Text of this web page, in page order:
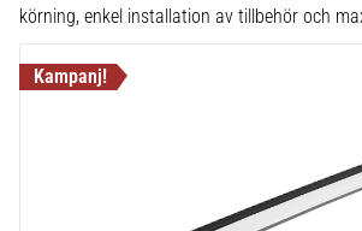
körning, enkel installation av tillbehör och